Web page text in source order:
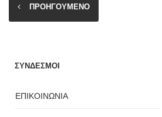
ΠΡΟΗΓΟΥΜΕΝΟ
ΣΥΝΔΕΣΜΟΙ
ΕΠΙΚΟΙΝΩΝΙΑ